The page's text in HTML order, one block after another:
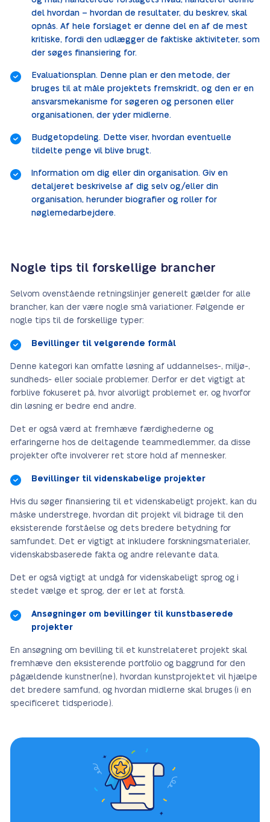
del hvordan – hvordan de resultater, du beskrev, skal
opnås. Af hele forslaget er denne del en af de mest
kritiske, fordi den udlægger de faktiske aktiviteter, som
der søges finansiering for.
Evaluationsplan. Denne plan er den metode, der
bruges til at måle projektets fremskridt, og den er en
ansvarsmekanisme for søgeren og personen eller
organisationen, der yder midlerne.
Budgetopdeling. Dette viser, hvordan eventuelle
tildelte penge vil blive brugt.
Information om dig eller din organisation. Giv en
detaljeret beskrivelse af dig selv og/eller din
organisation, herunder biografier og roller for
nøglemedarbejdere.
Nogle tips til forskellige brancher
Selvom ovenstående retningslinjer generelt gælder for alle
brancher, kan der være nogle små variationer. Følgende er
nogle tips til de forskellige typer:
Bevillinger til velgørende formål
Denne kategori kan omfatte løsning af uddannelses-, miljø-,
sundheds- eller sociale problemer. Derfor er det vigtigt at
forblive fokuseret på, hvor alvorligt problemet er, og hvorfor
din løsning er bedre end andre.
Det er også værd at fremhæve færdighederne og
erfaringerne hos de deltagende teammedlemmer, da disse
projekter ofte involverer ret store hold af mennesker.
Bevillinger til videnskabelige projekter
Hvis du søger finansiering til et videnskabeligt projekt, kan du
måske understrege, hvordan dit projekt vil bidrage til den
eksisterende forståelse og dets bredere betydning for
samfundet. Det er vigtigt at inkludere forskningsmaterialer,
videnskabsbaserede fakta og andre relevante data.
Det er også vigtigt at undgå for videnskabeligt sprog og i
stedet vælge et sprog, der er let at forstå.
Ansøgninger om bevillinger til kunstbaserede
projekter
En ansøgning om bevilling til et kunstrelateret projekt skal
fremhæve den eksisterende portfolio og baggrund for den
pågældende kunstner(ne), hvordan kunstprojektet vil hjælpe
det bredere samfund, og hvordan midlerne skal bruges (i en
specificeret tidsperiode).